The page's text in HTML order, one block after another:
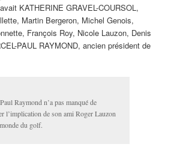
KATHERINE GRAVEL-COURSOL,
Martin Bergeron, Michel Genois,
François Roy, Nicole Lauzon, Denis
PAUL RAYMOND, ancien président de
Raymond n’a pas manqué de
l’implication de son ami Roger Lauzon
du golf.